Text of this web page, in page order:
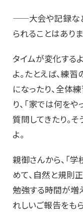
——大会や記録な
られることはあり
タイムが変化する
よ。たとえば、練
になったり、全体
り、「家では何を
質問してきたり。
よ。
親御さんから、「
めて、自然と規則
勉強する時間が増
れしいご報告をも